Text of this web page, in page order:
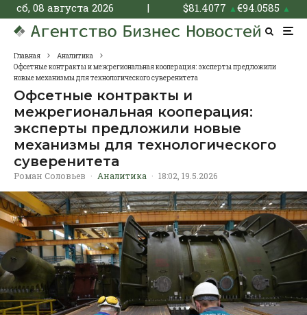
сб, 08 августа 2026 | $81.4077 ▲€94.0585 ▲
Главная
Аналитика
Офсетные контракты и межрегиональная кооперация: эксперты предложили
новые механизмы для технологического суверенитета
Офсетные контракты и
межрегиональная кооперация:
эксперты предложили новые
механизмы для технологического
суверенитета
Роман Соловьев · Аналитика · 18:02, 19.5.2026